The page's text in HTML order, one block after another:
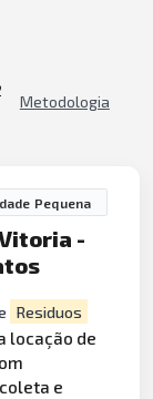
Metodologia
Pequena
-
Residuos
locação de
e